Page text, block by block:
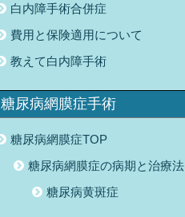
白内障手術合併症
費用と保険適用について
教えて白内障手術
糖尿病網膜症手術
糖尿病網膜症TOP
糖尿病網膜症の病期と治療法
糖尿病黄斑症